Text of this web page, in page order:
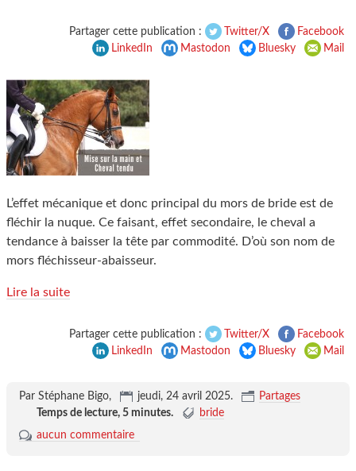
Partager cette publication : Twitter/X
Facebook
LinkedIn
Mastodon Bluesky Mail
L’effet mécanique et donc principal du mors de bride est de
fléchir la nuque. Ce faisant, effet secondaire, le cheval a
tendance à baisser la tête par commodité. D’où son nom de
mors fléchisseur-abaisseur.
Lire la suite
Partager cette publication : Twitter/X
Facebook
LinkedIn
Mastodon Bluesky Mail
Par Stéphane Bigo, jeudi, 24 avril 2025.
Partages
Temps de lecture, 5 minutes.
bride
aucun commentaire